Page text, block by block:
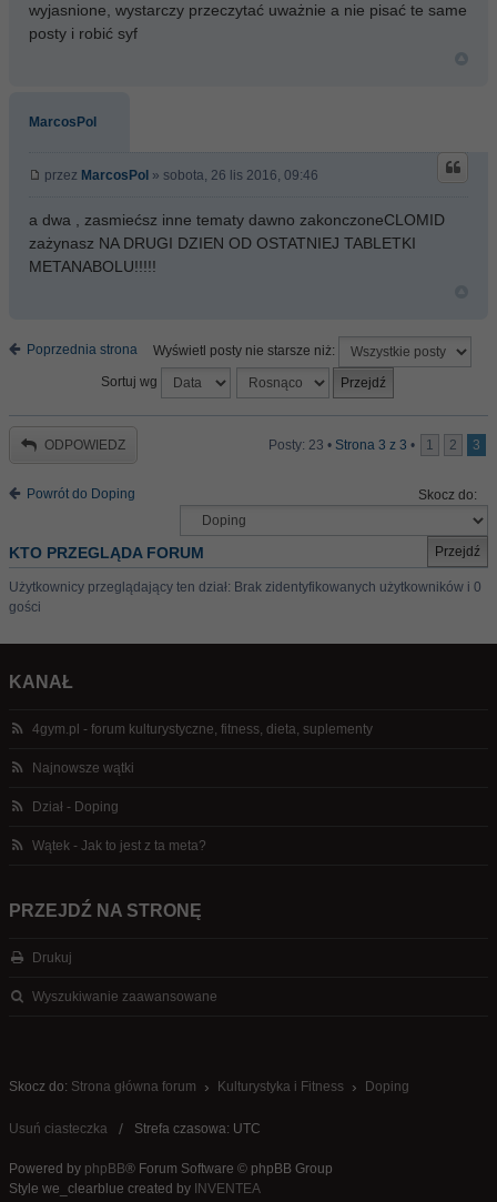
wyjasnione, wystarczy przeczytać uważnie a nie pisać te same
posty i robić syf
MarcosPol
przez MarcosPol » sobota, 26 lis 2016, 09:46
a dwa , zasmiećsz inne tematy dawno zakonczoneCLOMID
zażynasz NA DRUGI DZIEN OD OSTATNIEJ TABLETKI
METANABOLU!!!!!
Poprzednia strona
Wyświetl posty nie starsze niż:
Sortuj wg
ODPOWIEDZ Posty: 23 • Strona 3 z 3 • 1 2 3
Powrót do Doping Skocz do:
KTO PRZEGLĄDA FORUM
Użytkownicy przeglądający ten dział: Brak zidentyfikowanych użytkowników i 0
gości
KANAŁ
4gym.pl - forum kulturystyczne, fitness, dieta, suplementy
Najnowsze wątki
Dział - Doping
Wątek - Jak to jest z ta meta?
PRZEJDŹ NA STRONĘ
Drukuj
Wyszukiwanie zaawansowane
Skocz do: Strona główna forum Kulturystyka i Fitness Doping
Usuń ciasteczka Strefa czasowa: UTC
Powered by phpBB® Forum Software © phpBB Group
Style we_clearblue created by INVENTEA